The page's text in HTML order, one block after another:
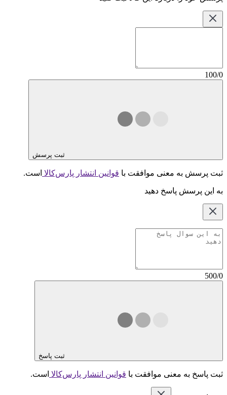
100/0
ثبت پرسش
ثبت پرسش به معنی موافقت با قوانین انتشار پارس‌کالا است.
به این پرسش پاسخ دهید
500/0
ثبت پاسخ
ثبت پاسخ به معنی موافقت با قوانین انتشار پارس‌کالا است.